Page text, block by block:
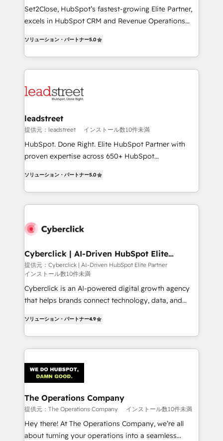
architecture, AI enablement, and strategic marketing,
delivered through our proprietary FLAIR framework
Partner and ISO 27001:2022 certified consultancy,
we blend strategy, creativity, and technology to help
Set2Close, HubSpot’s fastest-growing Elite Partner,
excels in HubSpot CRM and Revenue Operations
As a top HubSpot Elite Partner, we specialize in
custom HubSpot CRM solutions. Our experts design,
implement, and optimize systems to enhance user
marketing, and service teams. From setup to
management, and speed up deal closures. With 500+
projects completed, our Agile approach ensures your
HubSpot CRM drives measurable results. Our
RevOps services align your sales, marketing, and
optimize the revenue lifecycle—lead generation to
retention—by refining processes and eliminating
maximize profitability and adapt to your goals.
ソリューション・パートナー5.0
leadstreet
提供元：leadstreet インストール数10件未満
HubSpot. Done Right. Elite HubSpot Partner with
proven expertise across 650+ HubSpot
experience, we help you use the HubSpot platform
to its fullest capacity, improve your current HubSpot
website, or build your new one.
ソリューション・パートナー5.0
Cyberclick | AI-Driven HubSpot Elite
Partner
提供元：Cyberclick | AI-Driven HubSpot Elite Partner
インストール数10件未満
Cyberclick is an AI-powered digital growth agency
that helps brands connect technology, data, and
Barcelona and operating across Spain, LATAM, and
the UK, we support global companies in building
smarter marketing, sales, and customer success
Iberia (Spain & Portugal), we combine human insight
with intelligent automation to drive sustainable
growth. Our multidisciplinary team designs solutions
that simplify complexity, boost performance, and
turn innovation into real impact. 🌍 Highlights •
HubSpot Partner since 2012 • 2022 EMEA Impact
ソリューション・パートナー4.9
The Operations Company
提供元：The Operations Company インストール数10件未満
Hey there! At The Operations Company, we’re all
about turning your operations into a seamless